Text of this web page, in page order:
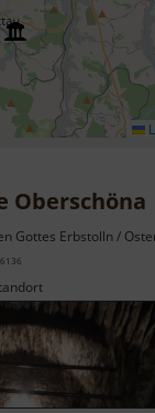
Oberschöna
Gottes Erbstolln /